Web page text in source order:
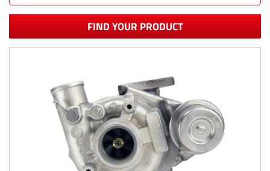
FIND YOUR PRODUCT